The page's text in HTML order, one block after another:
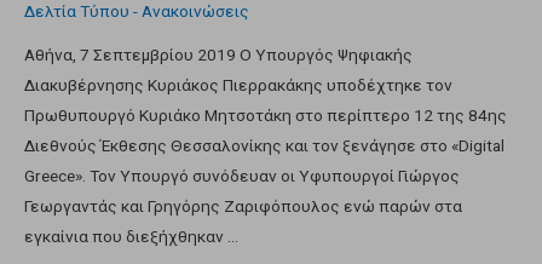
Δελτία Τύπου - Ανακοινώσεις
Αθήνα, 7 Σεπτεμβρίου 2019 Ο Υπουργός Ψηφιακής
Διακυβέρνησης Κυριάκος Πιερρακάκης υποδέχτηκε τον
Πρωθυπουργό Κυριάκο Μητσοτάκη στο περίπτερο 12 της 84ης
Διεθνούς Έκθεσης Θεσσαλονίκης και τον ξενάγησε στο «Digital
Greece». Τον Υπουργό συνόδευαν οι Υφυπουργοί Γιώργος
Γεωργαντάς και Γρηγόρης Ζαριφόπουλος ενώ παρών στα
εγκαίνια που διεξήχθηκαν …